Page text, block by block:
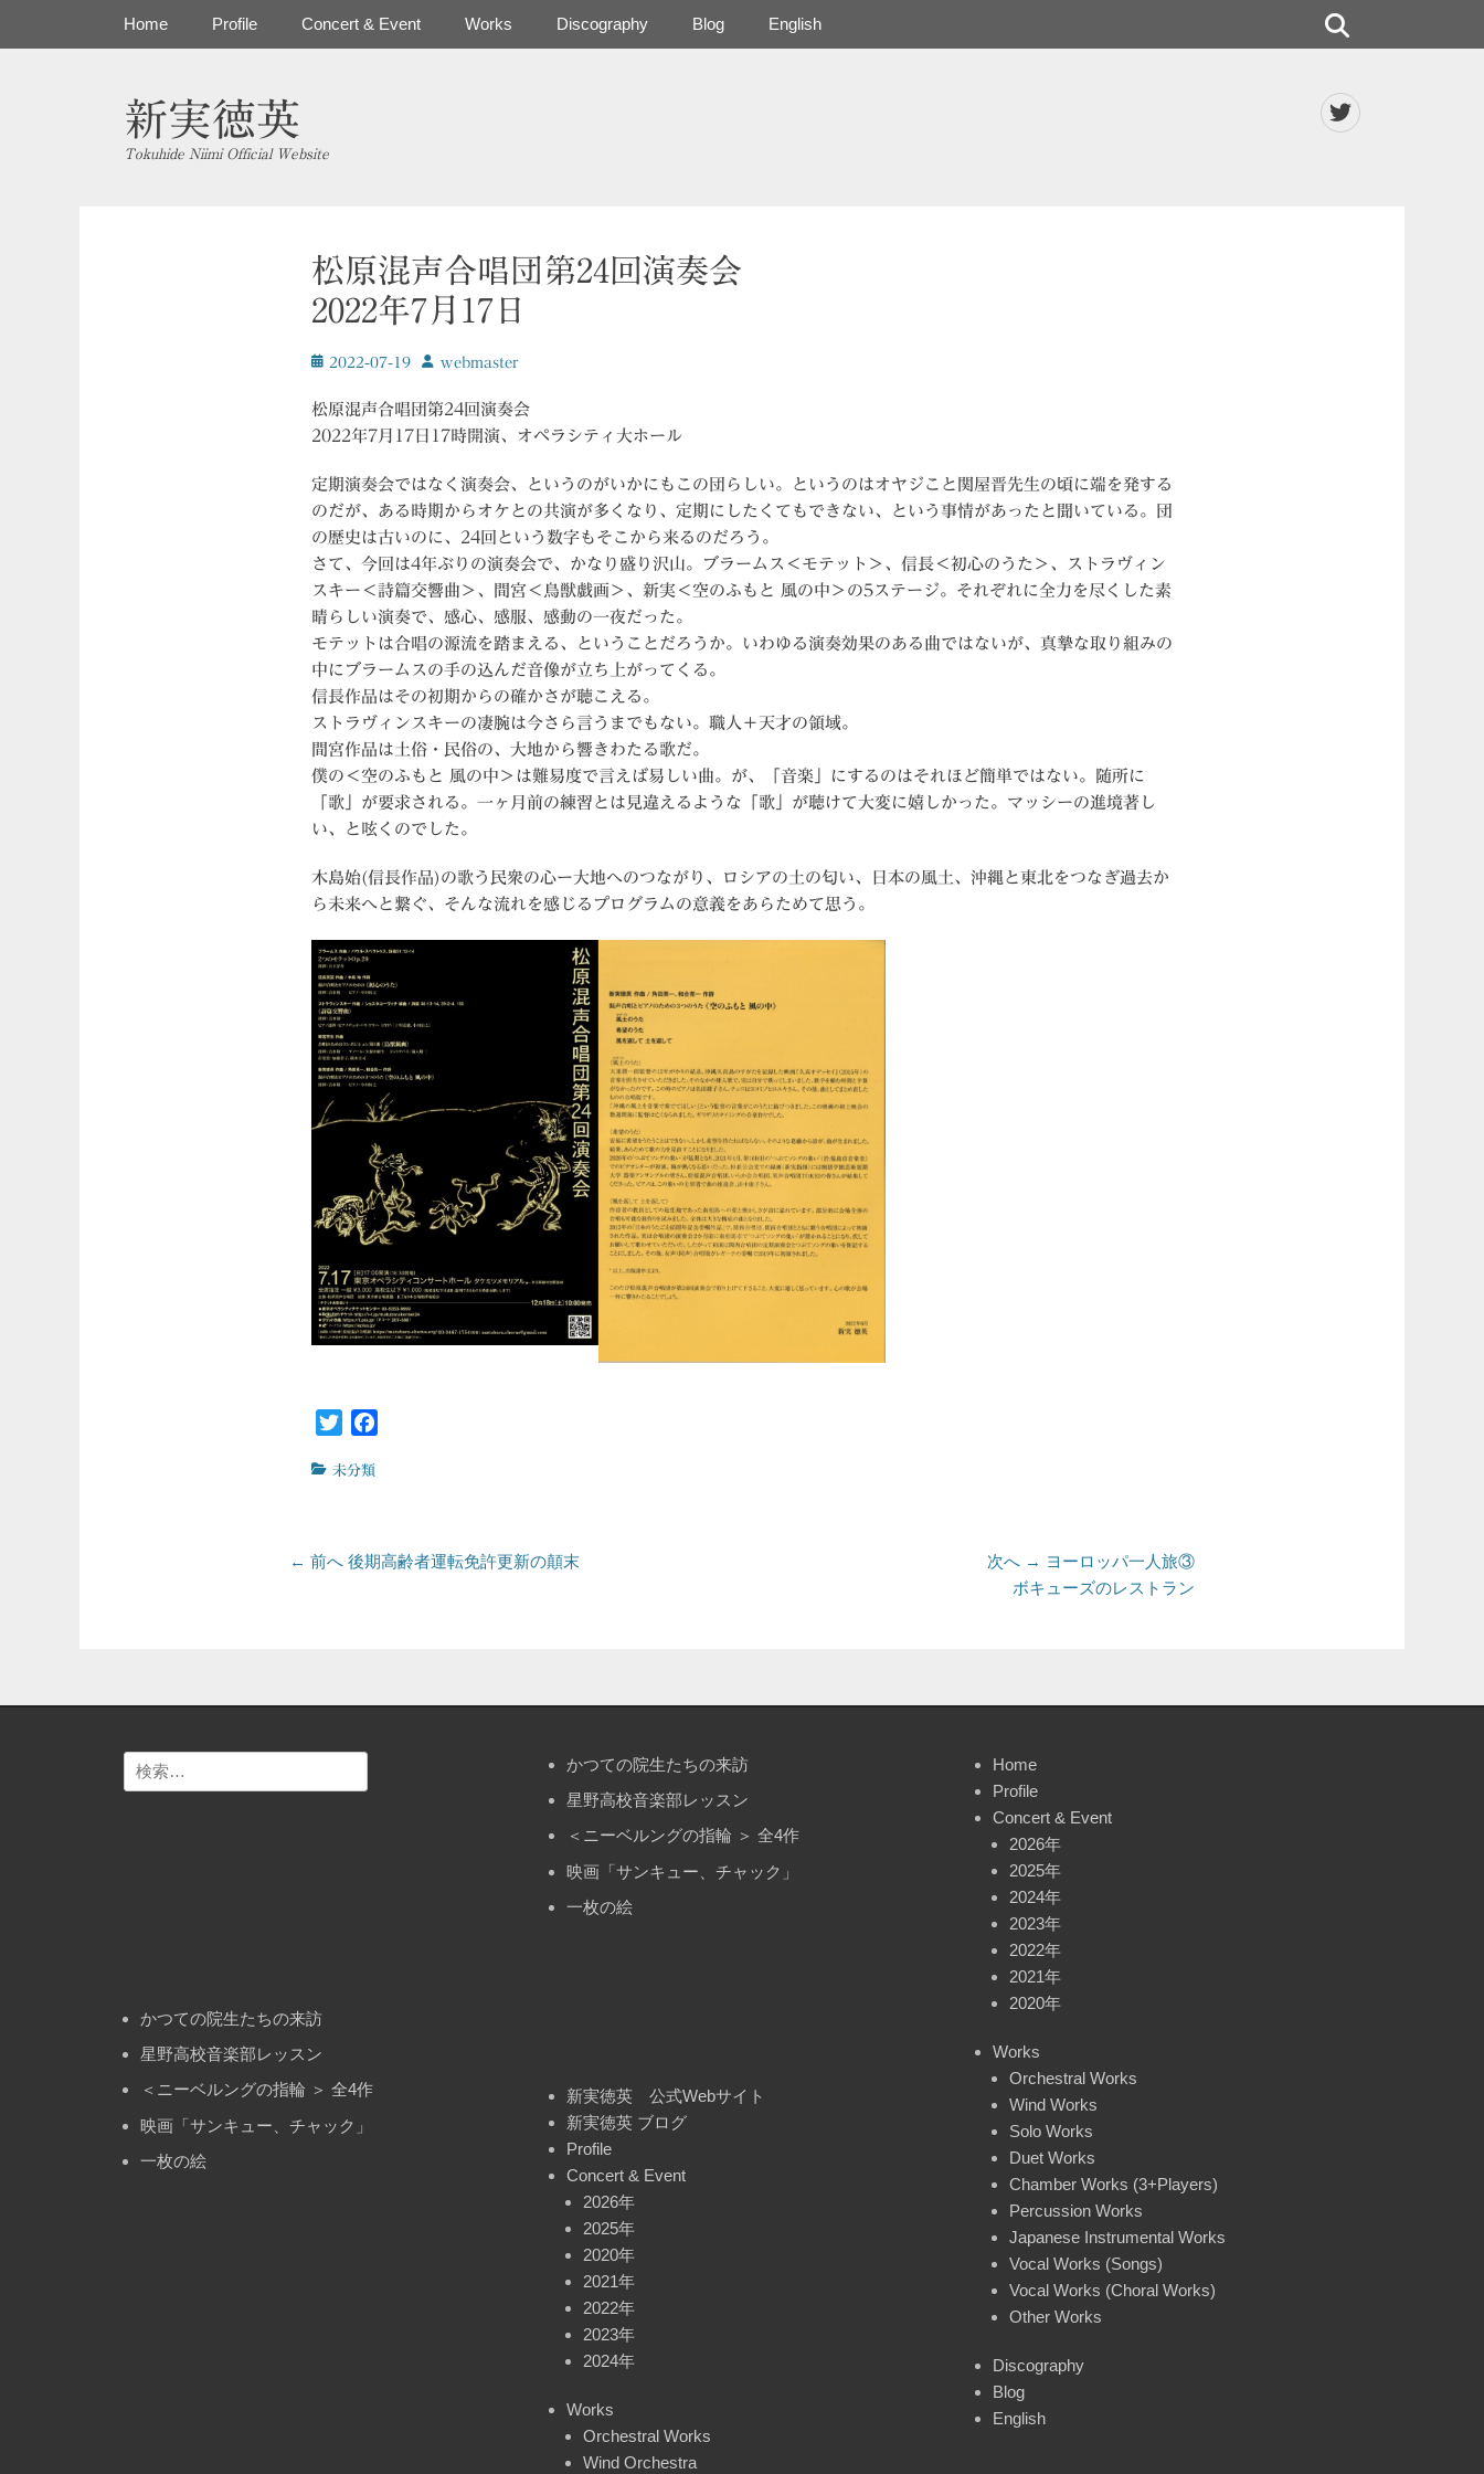
新実徳英
Tokuhide Niimi Official Website
Twitter
メインメニュー
Home Profile Concert & Event Works Discography Blog English
索
松原混声合唱団第24回演奏会
2022年7月17日
投
日
2022-07-19
投
者
ｗebmaster
松原混声合唱団第24回演奏会
2022年7月17日17時開演、オペラシティ大ホール
定期演奏会ではなく演奏会、というのがいかにもこの団らしい。というのはオヤジこと関屋晋先生の頃に端を発する
のだが、ある時期からオケとの共演が多くなり、定期にしたくてもできない、という事情があったと聞いている。団
の歴史は古いのに、24回という数字もそこから来るのだろう。
さて、今回は4年ぶりの演奏会で、かなり盛り沢山。ブラームス＜モテット＞、信長＜初心のうた＞、ストラヴィン
スキー＜詩篇交響曲＞、間宮＜鳥獣戯画＞、新実＜空のふもと 風の中＞の5ステージ。それぞれに全力を尽くした素
晴らしい演奏で、感心、感服、感動の一夜だった。
モテットは合唱の源流を踏まえる、ということだろうか。いわゆる演奏効果のある曲ではないが、真摯な取り組みの
中にブラームスの手の込んだ音像が立ち上がってくる。
信長作品はその初期からの確かさが聴こえる。
ストラヴィンスキーの凄腕は今さら言うまでもない。職人＋天才の領域。
間宮作品は土俗・民俗の、大地から響きわたる歌だ。
僕の＜空のふもと 風の中＞は難易度で言えば易しい曲。が、「音楽」にするのはそれほど簡単ではない。随所に
「歌」が要求される。一ヶ月前の練習とは見違えるような「歌」が聴けて大変に嬉しかった。マッシーの進境著し
い、と呟くのでした。
木島始(信長作品)の歌う民衆の心ー大地へのつながり、ロシアの土の匂い、日本の風土、沖縄と東北をつなぎ過去か
ら未来へと繋ぐ、そんな流れを感じるプログラムの意義をあらためて思う。
Twitter
カ
ー
未分類
投
ゲ
ー
シ
← 前へ 前
後期高齢者運転免許更新の顛末 次へ → 次
の
ヨーロッパ一人旅③
ボキューズのレストラン
検
索:
かつての院生たちの来訪
星野高校音楽部レッスン
＜ニーベルングの指輪 ＞ 全4作
映画「サンキュー、チャック」
一枚の絵
かつての院生たちの来訪
星野高校音楽部レッスン
＜ニーベルングの指輪 ＞ 全4作
映画「サンキュー、チャック」
一枚の絵
新実徳英 公式Webサイト
新実徳英 ブログ
Profile
Concert & Event
2026年
2025年
2020年
2021年
2022年
2023年
2024年
Works
Orchestral Works
Wind Orchestra
Home
Profile
Concert & Event
2026年
2025年
2024年
2023年
2022年
2021年
2020年
Works
Orchestral Works
Wind Works
Solo Works
Duet Works
Chamber Works (3+Players)
Percussion Works
Japanese Instrumental Works
Vocal Works (Songs)
Vocal Works (Choral Works)
Other Works
Discography
Blog
English